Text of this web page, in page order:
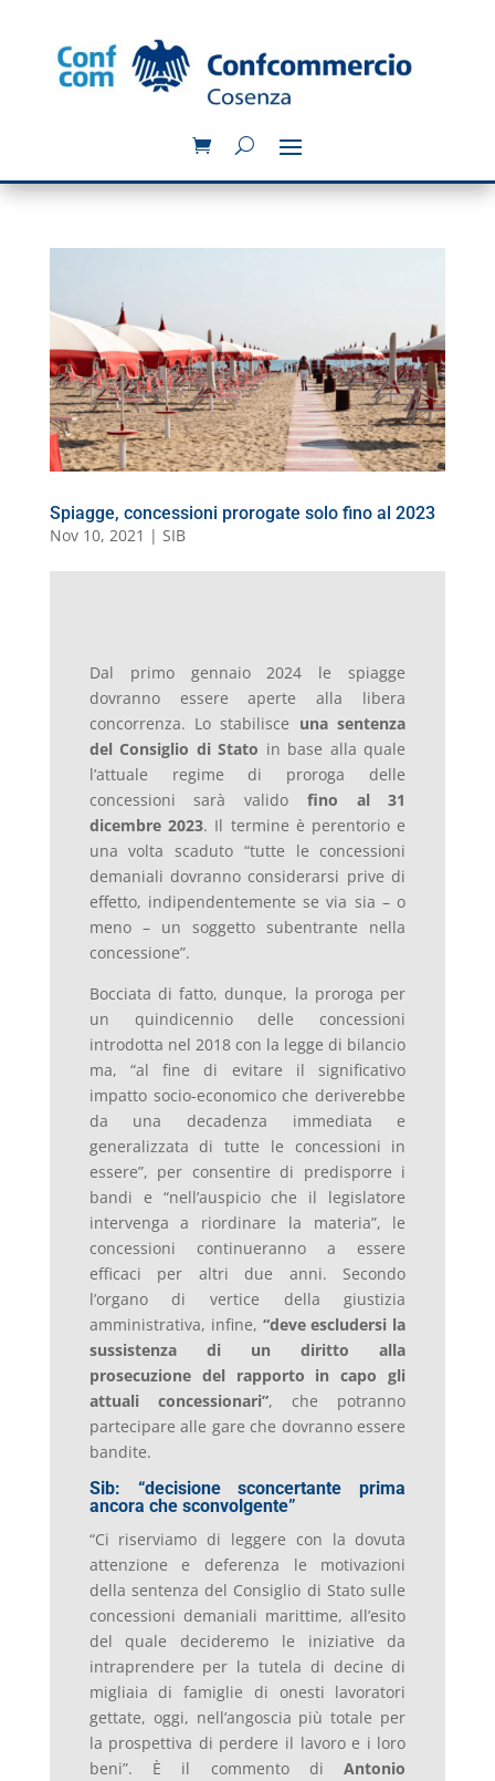
Spiagge, concessioni prorogate solo fino al 2023
Nov 10, 2021 | SIB
Dal primo gennaio 2024 le spiagge
dovranno essere aperte alla libera
concorrenza. Lo stabilisce una sentenza
del Consiglio di Stato in base alla quale
l’attuale regime di proroga delle
concessioni sarà valido fino al 31
dicembre 2023. Il termine è perentorio e
una volta scaduto “tutte le concessioni
demaniali dovranno considerarsi prive di
effetto, indipendentemente se via sia – o
meno – un soggetto subentrante nella
concessione”.
Bocciata di fatto, dunque, la proroga per
un quindicennio delle concessioni
introdotta nel 2018 con la legge di bilancio
ma, “al fine di evitare il significativo
impatto socio-economico che deriverebbe
da una decadenza immediata e
generalizzata di tutte le concessioni in
essere”, per consentire di predisporre i
bandi e “nell’auspicio che il legislatore
intervenga a riordinare la materia”, le
concessioni continueranno a essere
efficaci per altri due anni. Secondo
l’organo di vertice della giustizia
amministrativa, infine, “deve escludersi la
sussistenza di un diritto alla
prosecuzione del rapporto in capo gli
attuali concessionari”, che potranno
partecipare alle gare che dovranno essere
bandite.
Sib: “decisione sconcertante prima
ancora che sconvolgente”
“Ci riserviamo di leggere con la dovuta
attenzione e deferenza le motivazioni
della sentenza del Consiglio di Stato sulle
concessioni demaniali marittime, all’esito
del quale decideremo le iniziative da
intraprendere per la tutela di decine di
migliaia di famiglie di onesti lavoratori
gettate, oggi, nell’angoscia più totale per
la prospettiva di perdere il lavoro e i loro
beni”. È il commento diAntonio